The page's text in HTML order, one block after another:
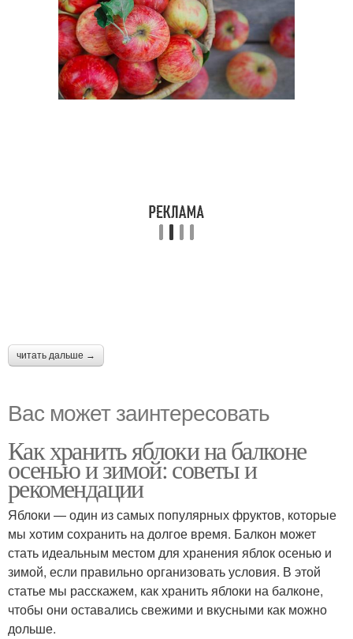
читать дальше →
Вас может заинтересовать
Как хранить яблоки на балконе
осенью и зимой: советы и
рекомендации
Яблоки — один из самых популярных фруктов, которые
мы хотим сохранить на долгое время. Балкон может
стать идеальным местом для хранения яблок осенью и
зимой, если правильно организовать условия. В этой
статье мы расскажем, как хранить яблоки на балконе,
чтобы они оставались свежими и вкусными как можно
дольше.